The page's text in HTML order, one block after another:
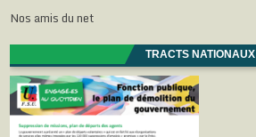
Nos amis du net
TRACTS NATIONAUX